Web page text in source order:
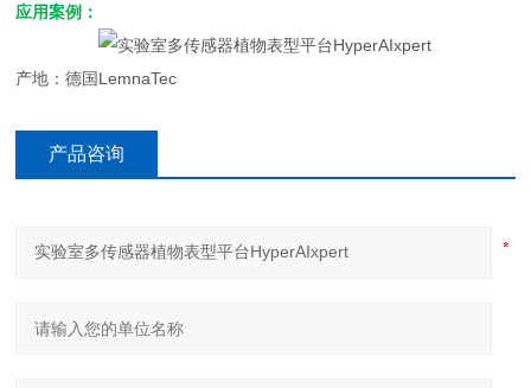
应用案例：
产地：德国LemnaTec
产品咨询